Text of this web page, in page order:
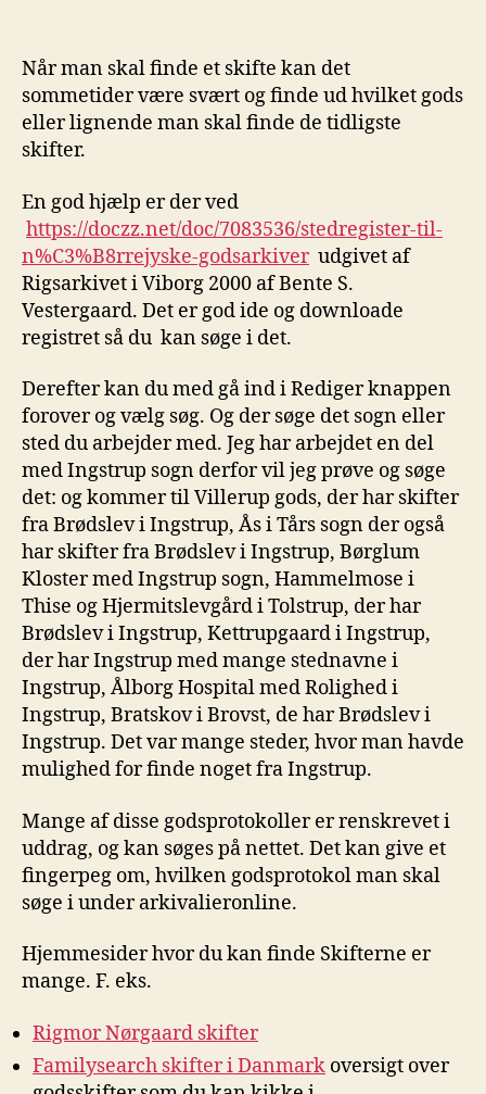
skifterne
Når man skal finde et skifte kan det
sommetider være svært og finde ud hvilket gods
eller lignende man skal finde de tidligste
skifter.
En god hjælp er der ved
https://doczz.net/doc/7083536/stedregister-til-
n%C3%B8rrejyske-godsarkiverudgivet af
Rigsarkivet i Viborg 2000 af Bente S.
Vestergaard. Det er god ide og downloade
registret så du kan søge i det.
Derefter kan du med gå ind i Rediger knappen
forover og vælg søg. Og der søge det sogn eller
sted du arbejder med. Jeg har arbejdet en del
med Ingstrup sogn derfor vil jeg prøve og søge
det: og kommer til Villerup gods, der har skifter
fra Brødslev i Ingstrup, Ås i Tårs sogn der også
har skifter fra Brødslev i Ingstrup, Børglum
Kloster med Ingstrup sogn, Hammelmose i
Thise og Hjermitslevgård i Tolstrup, der har
Brødslev i Ingstrup, Kettrupgaard i Ingstrup,
der har Ingstrup med mange stednavne i
Ingstrup, Ålborg Hospital med Rolighed i
Ingstrup, Bratskov i Brovst, de har Brødslev i
Ingstrup. Det var mange steder, hvor man havde
mulighed for finde noget fra Ingstrup.
Mange af disse godsprotokoller er renskrevet i
uddrag, og kan søges på nettet. Det kan give et
fingerpeg om, hvilken godsprotokol man skal
søge i under arkivalieronline.
Hjemmesider hvor du kan finde Skifterne er
mange. F. eks.
Rigmor Nørgaard skifter
Familysearch skifter i Danmark oversigt over